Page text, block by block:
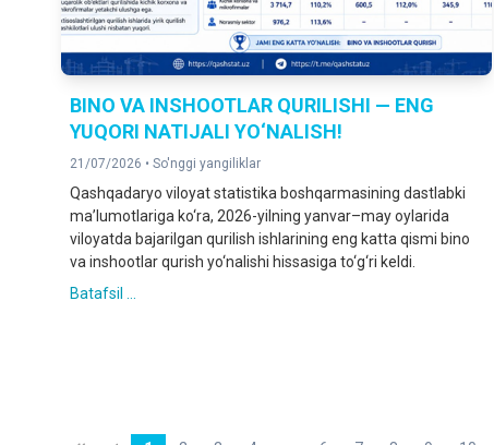
BINO VA INSHOOTLAR QURILISHI — ENG
YUQORI NATIJALI YO‘NALISH!
21/07/2026 • So'nggi yangiliklar
Qashqadaryo viloyat statistika boshqarmasining dastlabki
ma’lumotlariga ko‘ra, 2026-yilning yanvar–may oylarida
viloyatda bajarilgan qurilish ishlarining eng katta qismi bino
va inshootlar qurish yo‘nalishi hissasiga to‘g‘ri keldi.
Batafsil ...